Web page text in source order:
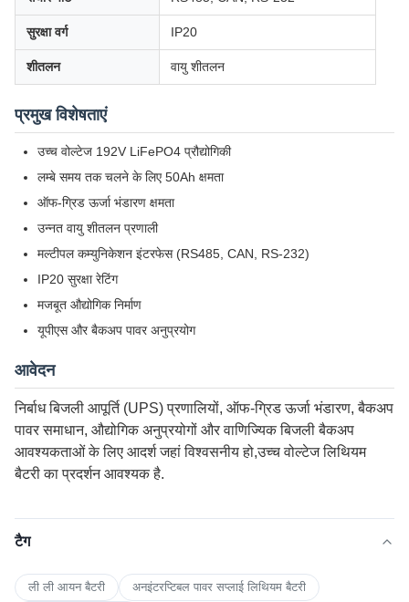
सुरक्षा वर्ग IP20
शीतलन वायु शीतलन
प्रमुख विशेषताएं
उच्च वोल्टेज 192V LiFePO4 प्रौद्योगिकी
लम्बे समय तक चलने के लिए 50Ah क्षमता
ऑफ-ग्रिड ऊर्जा भंडारण क्षमता
उन्नत वायु शीतलन प्रणाली
मल्टीपल कम्युनिकेशन इंटरफेस (RS485, CAN, RS-232)
IP20 सुरक्षा रेटिंग
मजबूत औद्योगिक निर्माण
यूपीएस और बैकअप पावर अनुप्रयोग
आवेदन
निर्बाध बिजली आपूर्ति (UPS) प्रणालियों, ऑफ-ग्रिड ऊर्जा भंडारण, बैकअप
पावर समाधान, औद्योगिक अनुप्रयोगों और वाणिज्यिक बिजली बैकअप
आवश्यकताओं के लिए आदर्श जहां विश्वसनीय हो,उच्च वोल्टेज लिथियम
बैटरी का प्रदर्शन आवश्यक है.
टैग
ली ली आयन बैटरी
अनइंटरप्टिबल पावर सप्लाई लिथियम बैटरी